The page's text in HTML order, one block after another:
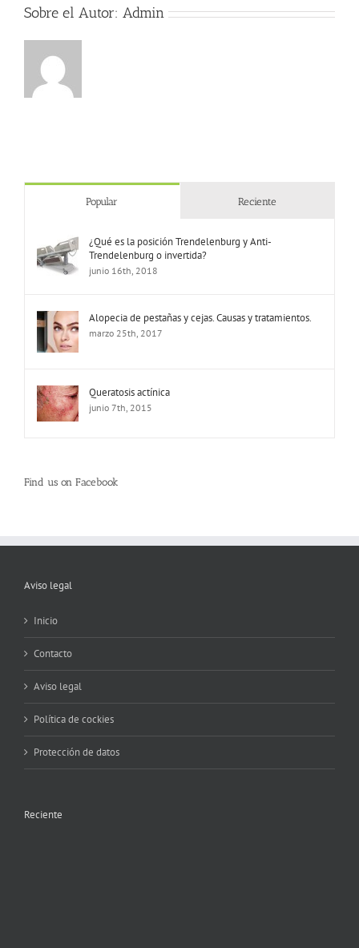
Sobre el Autor: Admin
Popular Reciente
¿Qué es la posición Trendelenburg y Anti-
Trendelenburg o invertida?
junio 16th, 2018
Alopecia de pestañas y cejas. Causas y tratamientos.
marzo 25th, 2017
Queratosis actínica
junio 7th, 2015
Find us on Facebook
Aviso legal
Inicio
Contacto
Aviso legal
Política de cockies
Protección de datos
Reciente